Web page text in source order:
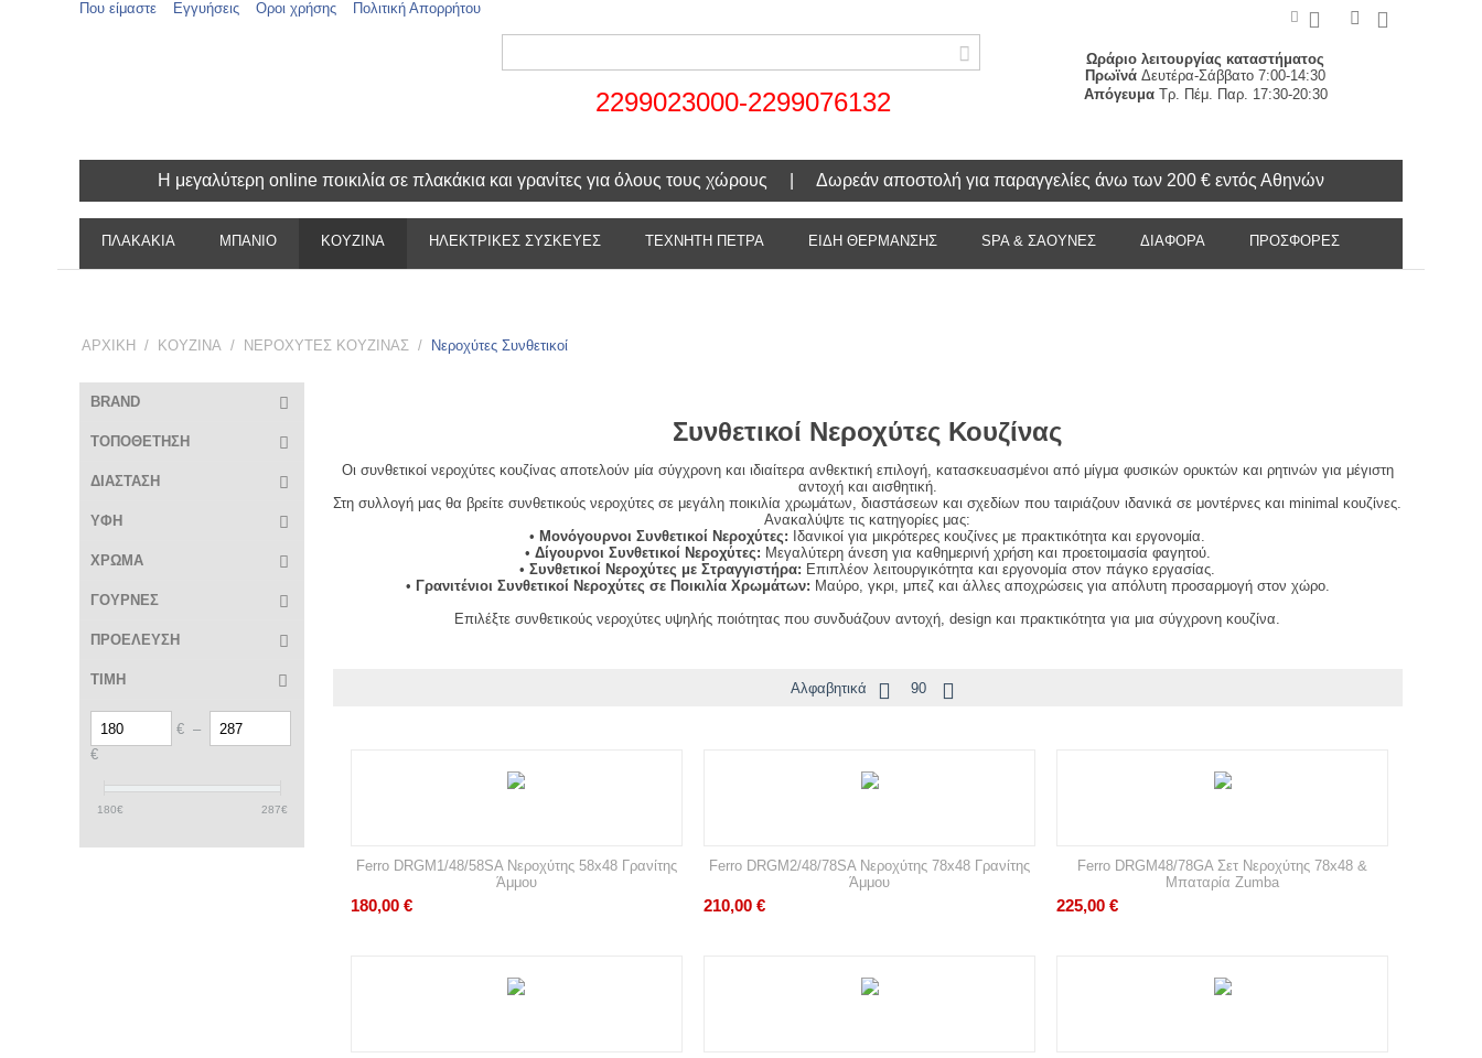
Που είμαστε Εγγυήσεις Οροι χρήσης Πολιτική Απορρήτου
2299023000-2299076132
Ωράριο λειτουργίας καταστήματος
ΠρωϊνάΔευτέρα-Σάββατο 7:00-14:30
Απόγευμα Τρ. Πέμ. Παρ. 17:30-20:30
Η μεγαλύτερη online ποικιλία σε πλακάκια και γρανίτες για όλους τους χώρους | Δωρεάν αποστολή για παραγγελίες άνω των 200 € εντός Αθηνών
ΠΛΑΚΑΚΙΑ ΜΠΑΝΙΟ ΚΟΥΖΙΝΑ ΗΛΕΚΤΡΙΚΕΣ ΣΥΣΚΕΥΕΣ ΤΕΧΝΗΤΗ ΠΕΤΡΑ ΕΙΔΗ ΘΕΡΜΑΝΣΗΣ SPA & ΣΑΟΥΝΕΣ ΔΙΑΦΟΡΑ ΠΡΟΣΦΟΡΈΣ
ΑΡΧΙΚΗ / ΚΟΥΖΙΝΑ / ΝΕΡΟΧΥΤΕΣ ΚΟΥΖΙΝΑΣ / Νεροχύτες Συνθετικοί
BRAND
ΤΟΠΟΘΕΤΗΣΗ
ΔΙΑΣΤΑΣΗ
ΥΦΗ
ΧΡΩΜΑ
ΓΟΥΡΝΕΣ
ΠΡΟΕΛΕΥΣΗ
ΤΙΜΗ
€ –
€
180€ 287€
Συνθετικοί Νεροχύτες Κουζίνας
Οι συνθετικοί νεροχύτες κουζίνας αποτελούν μία σύγχρονη και ιδιαίτερα ανθεκτική επιλογή, κατασκευασμένοι από μίγμα φυσικών ορυκτών και ρητινών για μέγιστη
αντοχή και αισθητική.
Στη συλλογή μας θα βρείτε συνθετικούς νεροχύτες σε μεγάλη ποικιλία χρωμάτων, διαστάσεων και σχεδίων που ταιριάζουν ιδανικά σε μοντέρνες και minimal κουζίνες.
Ανακαλύψτε τις κατηγορίες μας:
• Μονόγουρνοι Συνθετικοί Νεροχύτες: Ιδανικοί για μικρότερες κουζίνες με πρακτικότητα και εργονομία.
• Δίγουρνοι Συνθετικοί Νεροχύτες: Μεγαλύτερη άνεση για καθημερινή χρήση και προετοιμασία φαγητού.
•Συνθετικοί Νεροχύτες με Στραγγιστήρα: Επιπλέον λειτουργικότητα και εργονομία στον πάγκο εργασίας.
• Γρανιτένιοι Συνθετικοί Νεροχύτες σε Ποικιλία Χρωμάτων: Μαύρο, γκρι, μπεζ και άλλες αποχρώσεις για απόλυτη προσαρμογή στον χώρο.
Επιλέξτε συνθετικούς νεροχύτες υψηλής ποιότητας που συνδυάζουν αντοχή, design και πρακτικότητα για μια σύγχρονη κουζίνα.
Αλφαβητικά 90
Ferro DRGM1/48/58SA Νεροχύτης 58x48 Γρανίτης
Άμμου
180,00 €
Ferro DRGM2/48/78SA Νεροχύτης 78x48 Γρανίτης
Άμμου
210,00 €
Ferro DRGM48/78GA Σετ Νεροχύτης 78x48 &
Μπαταρία Zumba
225,00 €